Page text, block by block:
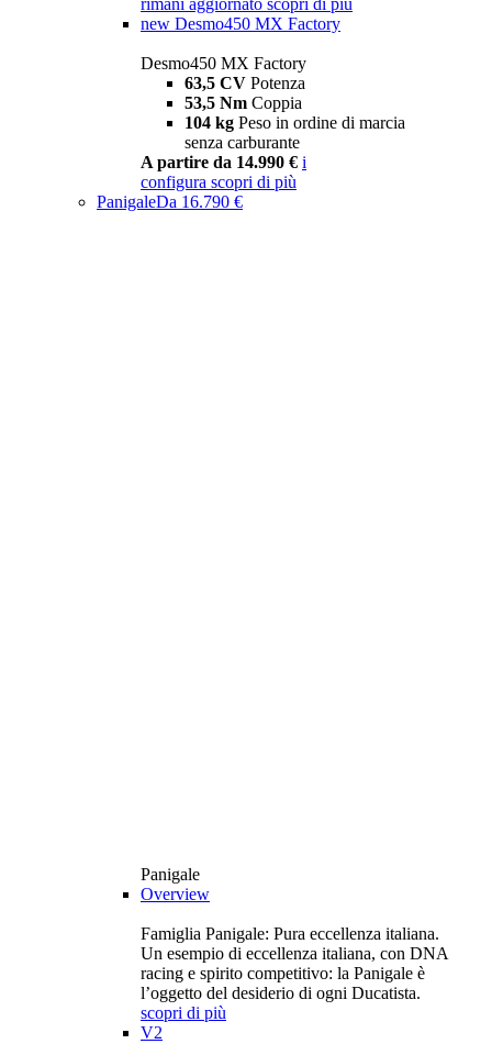
rimani aggiornato scopri di più
new Desmo450 MX Factory
Desmo450 MX Factory
63,5 CV Potenza
53,5 Nm Coppia
104 kg Peso in ordine di marcia
senza carburante
A partire da 14.990 € i
configura scopri di più
PanigaleDa 16.790 €
Panigale
Overview
Famiglia Panigale: Pura eccellenza italiana.
Un esempio di eccellenza italiana, con DNA
racing e spirito competitivo: la Panigale è
l’oggetto del desiderio di ogni Ducatista.
scopri di più
V2